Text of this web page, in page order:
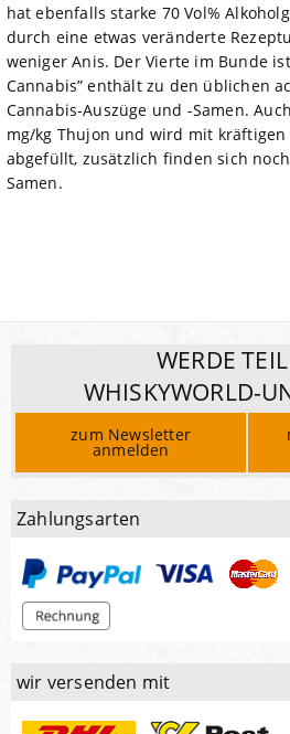
hat ebenfalls starke 70 Vol%
durch eine etwas veränderte
weniger Anis. Der Vierte im Bunde
Cannabis” enthält zu den üblichen
Cannabis-Auszüge und -Samen.
mg/kg Thujon und wird mit kräftigen
abgefüllt, zusätzlich finden sich
Samen.
WERDE
WHISKYWORLD-
zum Newsletter
anmelden
Zahlungsarten
wir versenden mit